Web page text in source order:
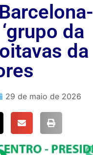
da
da
29 de maio de 2026